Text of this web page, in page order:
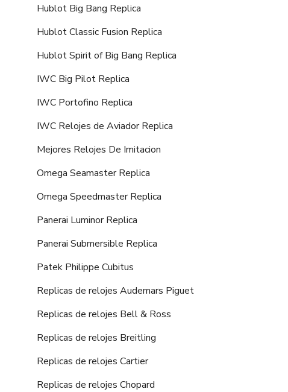
Hublot Big Bang Replica
Hublot Classic Fusion Replica
Hublot Spirit of Big Bang Replica
IWC Big Pilot Replica
IWC Portofino Replica
IWC Relojes de Aviador Replica
Mejores Relojes De Imitacion
Omega Seamaster Replica
Omega Speedmaster Replica
Panerai Luminor Replica
Panerai Submersible Replica
Patek Philippe Cubitus
Replicas de relojes Audemars Piguet
Replicas de relojes Bell & Ross
Replicas de relojes Breitling
Replicas de relojes Cartier
Replicas de relojes Chopard